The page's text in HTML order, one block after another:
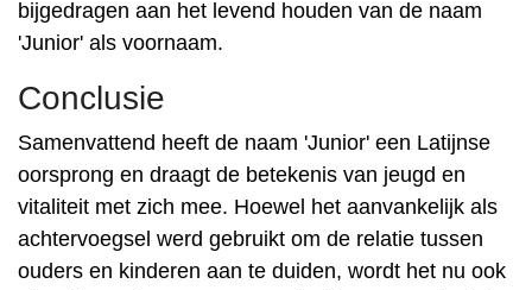
bijgedragen aan het levend houden van de naam
'Junior' als voornaam.
Conclusie
Samenvattend heeft de naam 'Junior' een Latijnse
oorsprong en draagt ​​de betekenis van jeugd en
vitaliteit met zich mee. Hoewel het aanvankelijk als
achtervoegsel werd gebruikt om de relatie tussen
ouders en kinderen aan te duiden, wordt het nu ook